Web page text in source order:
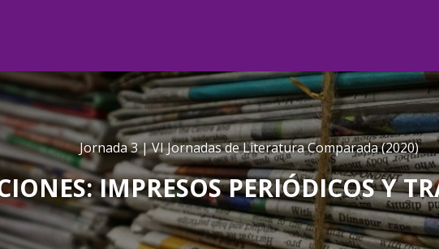
Jornada 3 | VI Jornadas de Literatura Comparada (2020)
IMPRESOS PERIÓDICOS Y